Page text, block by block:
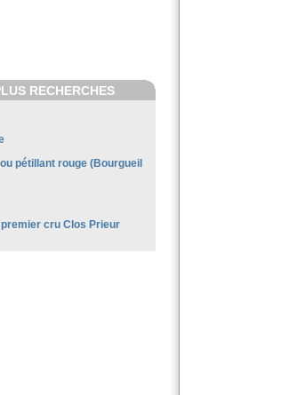
RECHERCHES
pétillant rouge (Bourgueil
cru Clos Prieur